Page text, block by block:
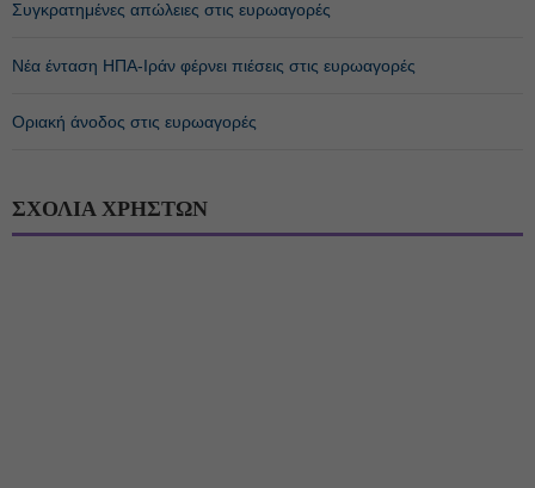
Συγκρατημένες απώλειες στις ευρωαγορές
Νέα ένταση ΗΠΑ-Ιράν φέρνει πιέσεις στις ευρωαγορές
Οριακή άνοδος στις ευρωαγορές
ΣΧΟΛΙΑ ΧΡΗΣΤΩΝ